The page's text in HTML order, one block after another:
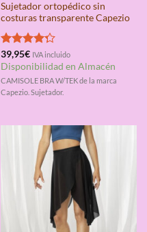
Sujetador ortopédico sin
costuras transparente Capezio
Valorado
con4.25
de 5
39,95€ IVA incluido
Disponibilidad en Almacén
CAMISOLE BRA W/TEK de la marca
Capezio. Sujetador.